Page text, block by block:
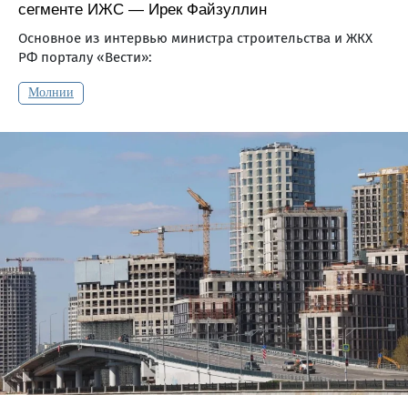
сегменте ИЖС — Ирек Файзуллин
Основное из интервью министра строительства и ЖКХ
РФ порталу «Вести»:
Молнии